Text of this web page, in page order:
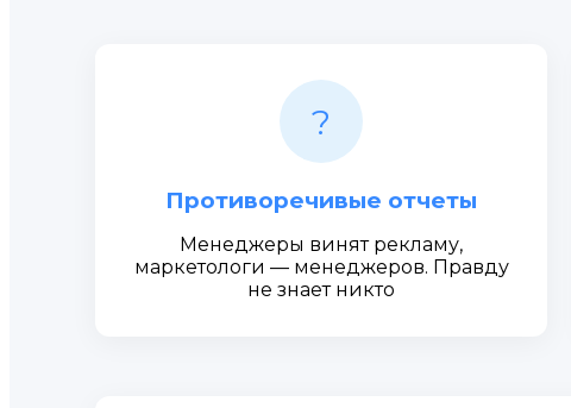
?
Противоречивые отчеты
Менеджеры винят рекламу,
маркетологи — менеджеров. Правду
не знает никто